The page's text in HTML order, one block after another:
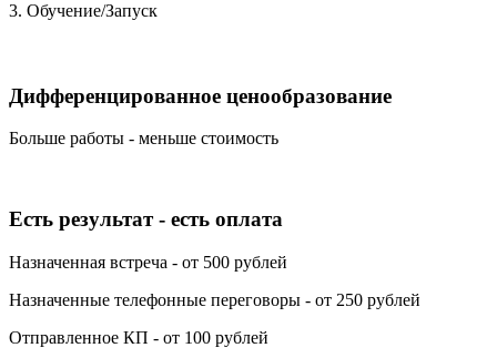
3. Обучение/Запуск
Дифференцированное ценообразование
Больше работы - меньше стоимость
Есть результат - есть оплата
Назначенная встреча - от 500 рублей
Назначенные телефонные переговоры - от 250 рублей
Отправленное КП - от 100 рублей